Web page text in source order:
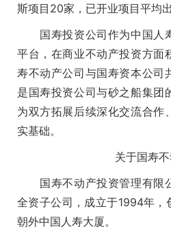
斯项目20家，已开业项目平均
国寿投资公司作为中国人
平台，在商业不动产投资方面
寿不动产公司与国寿资本公司
是国寿投资公司与砂之船集团
为双方拓展后续深化交流合作
实基础。
关于国寿不
国寿不动产投资管理有限
全资子公司，成立于1994年，
朝外中国人寿大厦。